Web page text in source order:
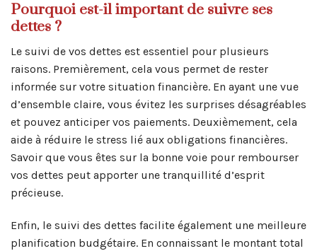
Pourquoi est-il important de suivre ses
dettes ?
Le suivi de vos dettes est essentiel pour plusieurs
raisons. Premièrement, cela vous permet de rester
informée sur votre situation financière. En ayant une vue
d’ensemble claire, vous évitez les surprises désagréables
et pouvez anticiper vos paiements. Deuxièmement, cela
aide à réduire le stress lié aux obligations financières.
Savoir que vous êtes sur la bonne voie pour rembourser
vos dettes peut apporter une tranquillité d’esprit
précieuse.
Enfin, le suivi des dettes facilite également une meilleure
planification budgétaire. En connaissant le montant total